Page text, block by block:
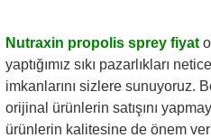
Nutraxin propolis sprey fiyat
yaptığımız sıkı pazarlıkları
imkanlarını sizlere sunuyoruz.
orijinal ürünlerin satışını
ürünlerin kalitesine de önem